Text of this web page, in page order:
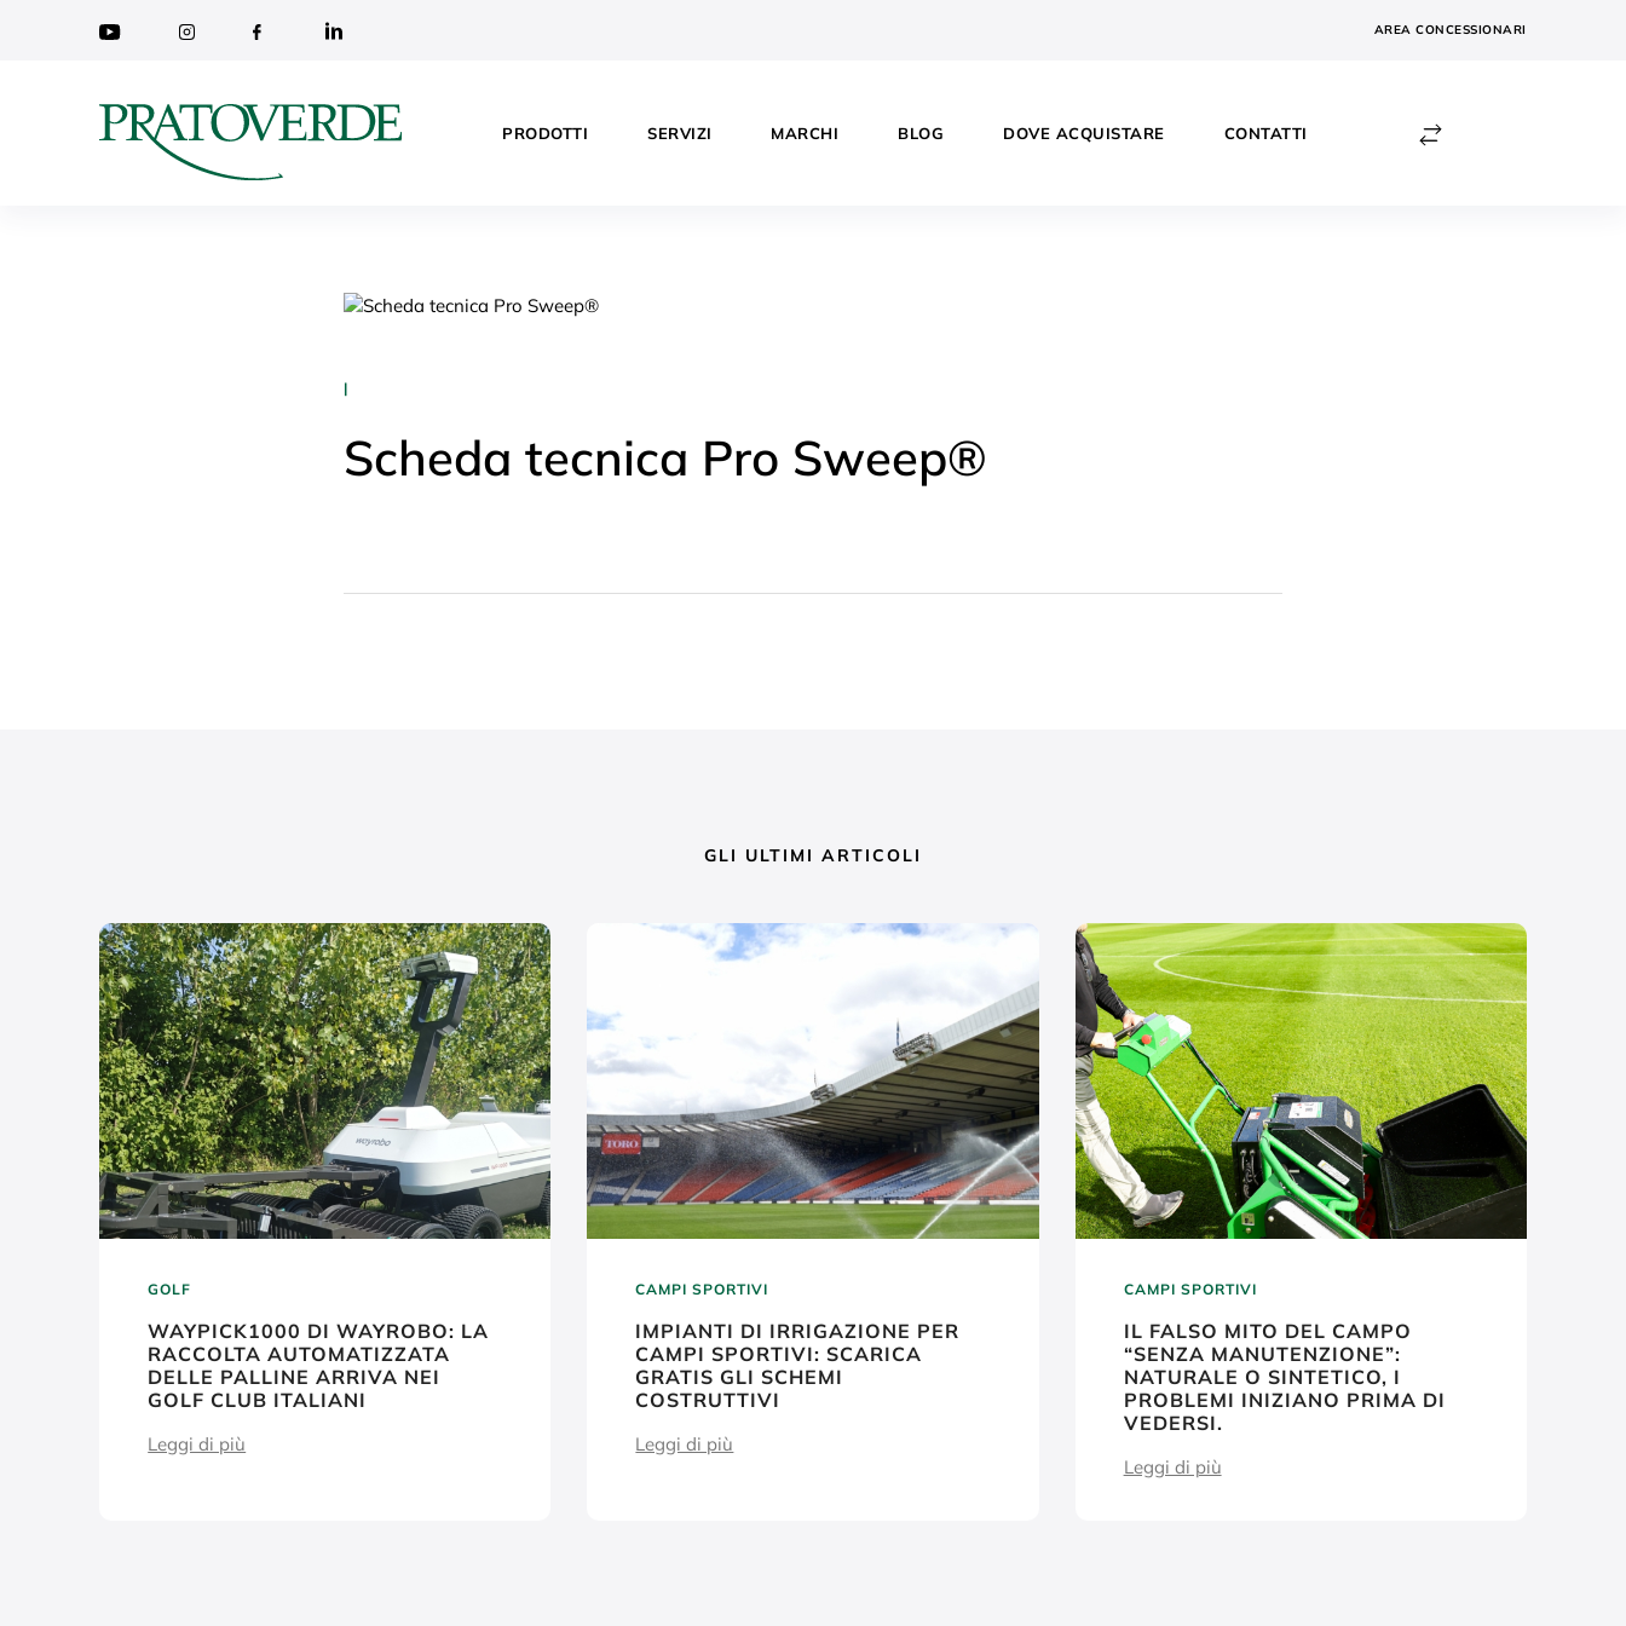
AREA CONCESSIONARI
PRODOTTI SERVIZI MARCHI BLOG DOVE ACQUISTARE CONTATTI
|
Scheda tecnica Pro Sweep®
GLI ULTIMI ARTICOLI
GOLF
WAYPICK1000 DI WAYROBO: LA
RACCOLTA AUTOMATIZZATA
DELLE PALLINE ARRIVA NEI
GOLF CLUB ITALIANI
Leggi di più
CAMPI SPORTIVI
IMPIANTI DI IRRIGAZIONE PER
CAMPI SPORTIVI: SCARICA
GRATIS GLI SCHEMI
COSTRUTTIVI
Leggi di più
CAMPI SPORTIVI
IL FALSO MITO DEL CAMPO
“SENZA MANUTENZIONE”:
NATURALE O SINTETICO, I
PROBLEMI INIZIANO PRIMA DI
VEDERSI.
Leggi di più